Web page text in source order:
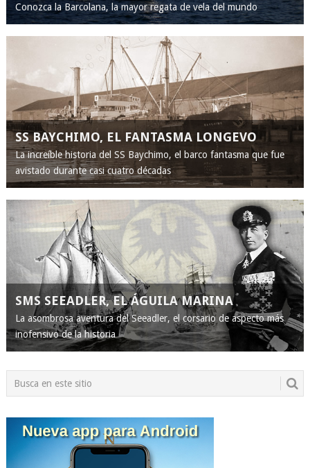
Conozca la Barcolana, la mayor regata de vela del mundo
SS BAYCHIMO, EL FANTASMA LONGEVO
La increíble historia del SS Baychimo, el barco fantasma que fue
avistado durante casi cuatro décadas
SMS SEEADLER, EL ÁGUILA MARINA
La asombrosa aventura del Seeadler, el corsario de aspecto más
inofensivo de la historia